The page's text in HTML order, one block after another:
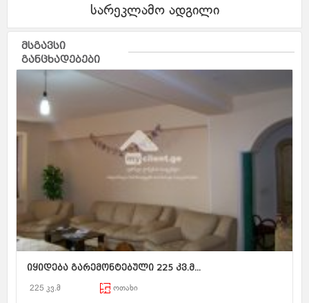
სარეკლამო ადგილი
მსგავსი
განცხადებები
იყიდება გარემონტებული 225 კვ.მ...
225 კვ.მ ოთახი